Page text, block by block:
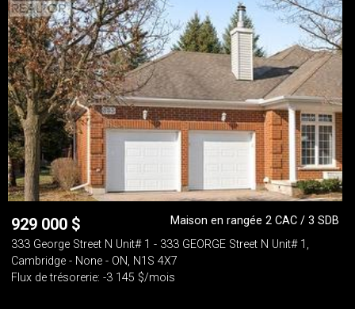
929 000 $
Maison en rangée 2 CAC / 3 SDB
333 George Street N Unit# 1 - 333 GEORGE Street N Unit# 1,
Cambridge - None - ON, N1S 4X7
Flux de trésorerie: -3 145 $/mois